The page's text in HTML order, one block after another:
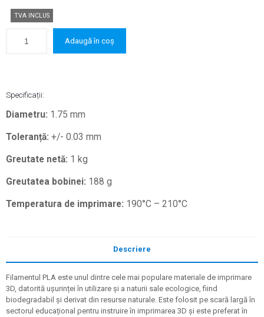
a
fost:
149,0 lei.
89,0 lei.
TVA INCLUS
Adaugă în coș
Specificații:
Diametru: 1.75 mm
Toleranță: +/- 0.03 mm
Greutate netă: 1 kg
Greutatea bobinei: 188 g
Temperatura de imprimare: 190°C – 210°C
Descriere
Filamentul PLA este unul dintre cele mai populare materiale de imprimare
3D, datorită ușurinței în utilizare și a naturii sale ecologice, fiind
biodegradabil și derivat din resurse naturale. Este folosit pe scară largă în
sectorul educațional pentru instruire în imprimarea 3D și este preferat în